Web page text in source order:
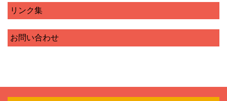
リンク集
お問い合わせ